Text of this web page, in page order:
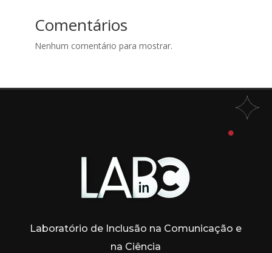
Comentários
Nenhum comentário para mostrar.
Laboratório de Inclusão na Comunicação e
na Ciência